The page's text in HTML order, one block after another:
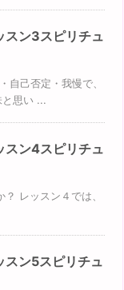
ン3スピリチュ
自己否定・我慢で、
と思い ...
ン4スピリチュ
レッスン４では、
ン5スピリチュ